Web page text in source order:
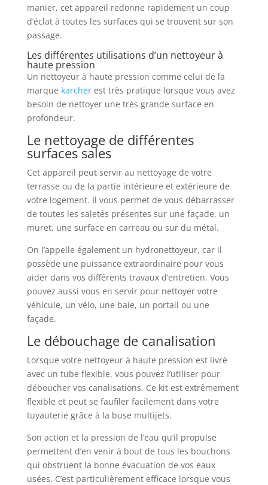
manier, cet appareil redonne rapidement un coup
d’éclat à toutes les surfaces qui se trouvent sur son
passage.
Les différentes utilisations d’un nettoyeur à
haute pression
Un nettoyeur à haute pression comme celui de la
marque karcherest très pratique lorsque vous avez
besoin de nettoyer une très grande surface en
profondeur.
Le nettoyage de différentes
surfaces sales
Cet appareil peut servir au nettoyage de votre
terrasse ou de la partie intérieure et extérieure de
votre logement. Il vous permet de vous débarrasser
de toutes les saletés présentes sur une façade, un
muret, une surface en carreau ou sur du métal.
On l’appelle également un hydronettoyeur, car il
possède une puissance extraordinaire pour vous
aider dans vos différents travaux d’entretien. Vous
pouvez aussi vous en servir pour nettoyer votre
véhicule, un vélo, une baie, un portail ou une
façade.
Le débouchage de canalisation
Lorsque votre nettoyeur à haute pression est livré
avec un tube flexible, vous pouvez l’utiliser pour
déboucher vos canalisations. Ce kit est extrêmement
flexible et peut se faufiler facilement dans votre
tuyauterie grâce à la buse multijets.
Son action et la pression de l’eau qu’il propulse
permettent d’en venir à bout de tous les bouchons
qui obstruent la bonne évacuation de vos eaux
usées. C’est particulièrement efficace lorsque vous